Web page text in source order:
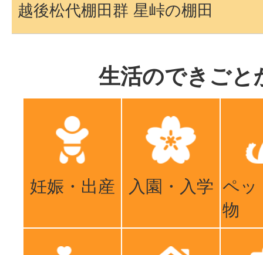
越後松代棚田群 星峠の棚田
生活のできごと
妊娠・出産 入園・入学 ペッ
物